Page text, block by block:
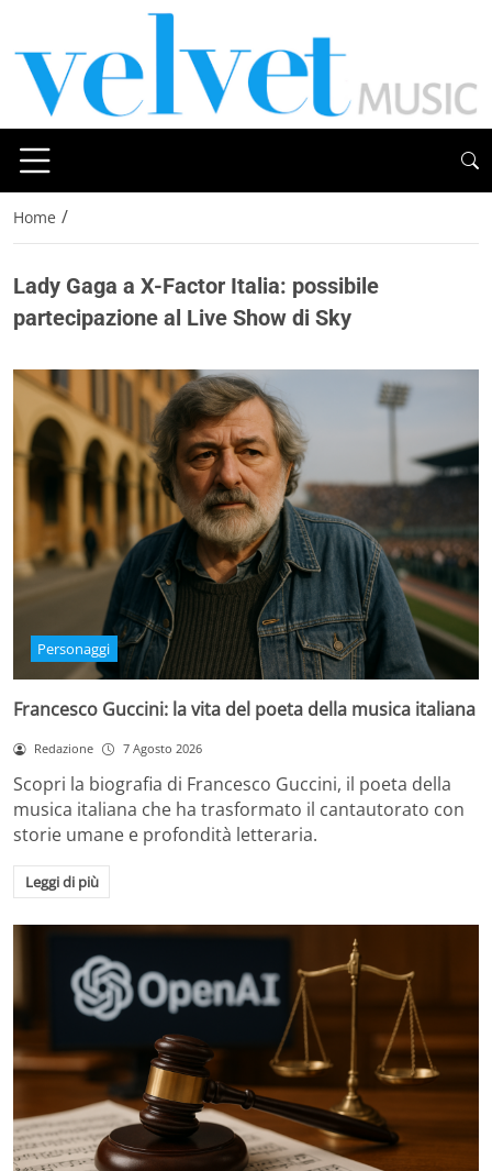
Home /
Lady Gaga a X-Factor Italia: possibile
partecipazione al Live Show di Sky
Personaggi
Francesco Guccini: la vita del poeta della musica italiana
Redazione 7 Agosto 2026
Scopri la biografia di Francesco Guccini, il poeta della
musica italiana che ha trasformato il cantautorato con
storie umane e profondità letteraria.
Leggi di più